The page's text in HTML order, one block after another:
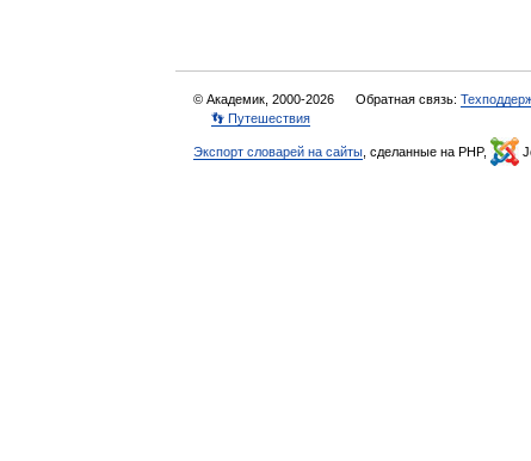
© Академик, 2000-2026 Обратная связь:
👣 Путешествия
Экспорт словарей на сайты , сделанные на PHP,